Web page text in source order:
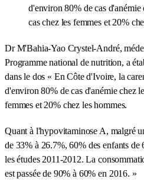
d'environ 80% de cas d'anémie
cas chez les femmes et 20%
Dr M'Bahia-Yao Crystel-André,
Programme national de nutrition, a
dans le dos « En Côte d'Ivoire, la
d'environ 80% de cas d'anémie chez
femmes et 20% chez les hommes.
Quant à l'hypovitaminose A, malgré
de 33% à 26.7%, 60% des enfants de
les études 2011-2012. La
est passée de 90% à 60% en 2016. »